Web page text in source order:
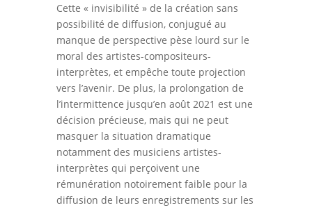
Cette « invisibilité » de la création sans
possibilité de diffusion, conjugué au
manque de perspective pèse lourd sur le
moral des artistes-compositeurs-
interprètes, et empêche toute projection
vers l’avenir. De plus, la prolongation de
l’intermittence jusqu’en août 2021 est une
décision précieuse, mais qui ne peut
masquer la situation dramatique
notamment des musiciens artistes-
interprètes qui perçoivent une
rémunération notoirement faible pour la
diffusion de leurs enregistrements sur les